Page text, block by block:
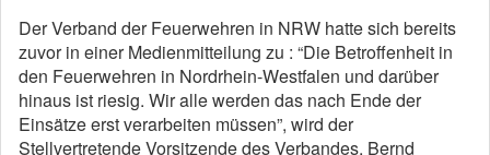
Der Verband der Feuerwehren in NRW hatte sich bereits
zuvor in einer Medienmitteilung zu : “Die Betroffenheit in
den Feuerwehren in Nordrhein-Westfalen und darüber
hinaus ist riesig. Wir alle werden das nach Ende der
Einsätze erst verarbeiten müssen”, wird der
Stellvertretende Vorsitzende des Verbandes, Bernd